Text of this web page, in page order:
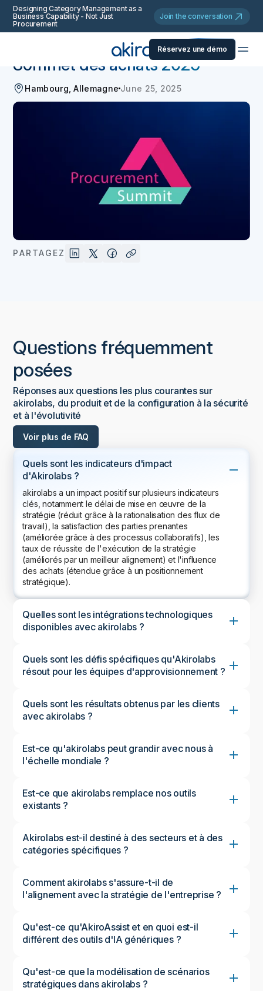
Designing Category Management as a
Business Capability - Not Just
Procurement
Join the conversation
Réservez une démo
Événements et webinaires
Sommet des achats 2025
Hambourg, Allemagne June 25, 2025
PARTAGEZ
Questions fréquemment
posées
Réponses aux questions les plus courantes sur
akirolabs, du produit et de la configuration à la sécurité
et à l'évolutivité
Voir plus de FAQ
Quels sont les indicateurs d'impact
d'Akirolabs ?
akirolabs a un impact positif sur plusieurs indicateurs
clés, notamment le délai de mise en œuvre de la
stratégie (réduit grâce à la rationalisation des flux de
travail), la satisfaction des parties prenantes
(améliorée grâce à des processus collaboratifs), les
taux de réussite de l'exécution de la stratégie
(améliorés par un meilleur alignement) et l'influence
des achats (étendue grâce à un positionnement
stratégique).
Quelles sont les intégrations technologiques
disponibles avec akirolabs ?
Quels sont les défis spécifiques qu'Akirolabs
résout pour les équipes d'approvisionnement ?
Quels sont les résultats obtenus par les clients
avec akirolabs ?
Est-ce qu'akirolabs peut grandir avec nous à
l'échelle mondiale ?
Est-ce que akirolabs remplace nos outils
existants ?
Akirolabs est-il destiné à des secteurs et à des
catégories spécifiques ?
Comment akirolabs s'assure-t-il de
l'alignement avec la stratégie de l'entreprise ?
Qu'est-ce qu'AkiroAssist et en quoi est-il
différent des outils d'IA génériques ?
Qu'est-ce que la modélisation de scénarios
stratégiques dans akirolabs ?